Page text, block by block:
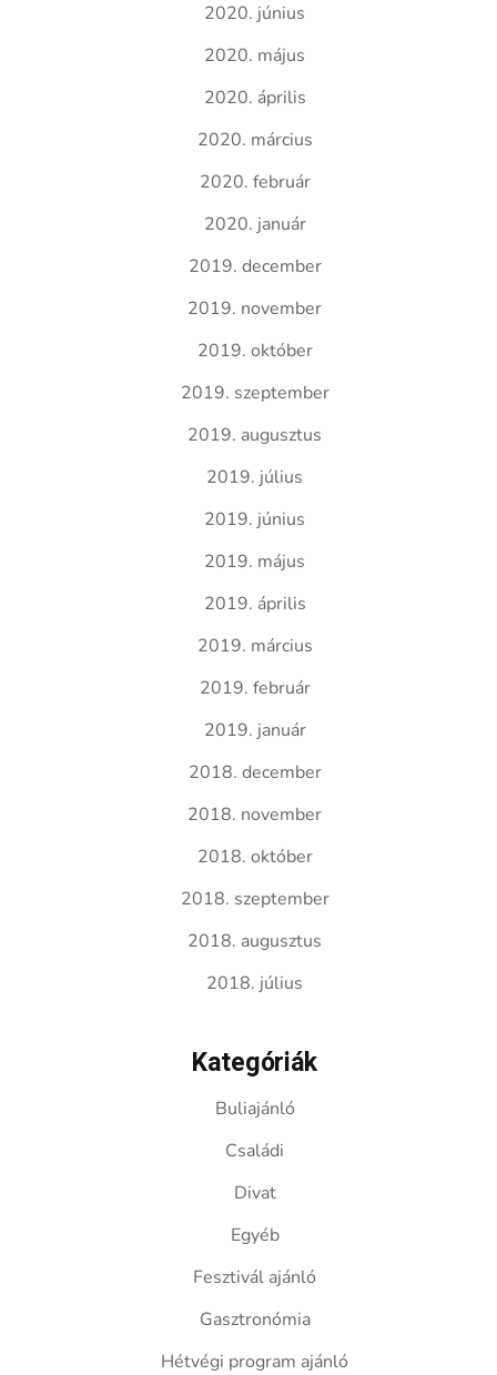
2020. június
2020. május
2020. április
2020. március
2020. február
2020. január
2019. december
2019. november
2019. október
2019. szeptember
2019. augusztus
2019. július
2019. június
2019. május
2019. április
2019. március
2019. február
2019. január
2018. december
2018. november
2018. október
2018. szeptember
2018. augusztus
2018. július
Kategóriák
Buliajánló
Családi
Divat
Egyéb
Fesztivál ajánló
Gasztronómia
Hétvégi program ajánló